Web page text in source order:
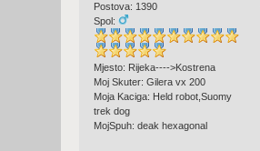
Postova: 1390
Spol:
Mjesto: Rijeka---->Kostrena
Moj Skuter: Gilera vx 200
Moja Kaciga: Held robot,Suomy
trek dog
MojSpuh: deak hexagonal